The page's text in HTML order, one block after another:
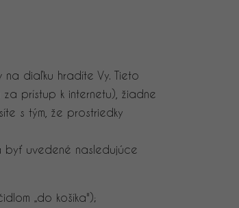
diaľku hradíte Vy. Tieto
prístup k internetu), žiadne
s tým, že prostriedky
byť uvedené nasledujúce
„do košíka");